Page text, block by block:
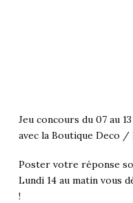
Jeu concours du 07 au
avec la Boutique Deco /
Poster votre réponse
Lundi 14 au matin vous
!